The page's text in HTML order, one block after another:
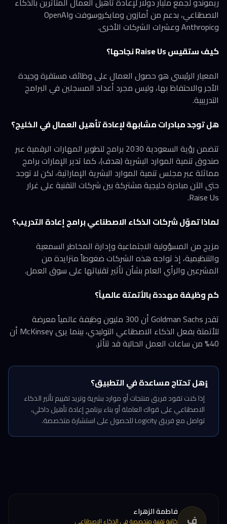
الاصطناعي، بدعم من أمازون ومايكروسوفت وOpenAI
وAnthropic وعشرات الشركات الأخرى.
كيف ستقيس Raise Us نجاحها؟
المعيار الرئيسي هو حصول العمال على وظائف مستقرة وجيدة
الأجر والاحتفاظ بها، وليس مجرد أعداد المسجلين في البرامج
التدريبية.
هل توجد مبادرات مشابهة لإعادة تأهيل العمال في الخليج؟
تتضمن رؤية السعودية 2030 برامج لتطوير المهارات الرقمية عبر
صندوق تنمية الموارد البشرية (هدف)، كما تدير الإمارات برامج
مماثلة عبر مجلس تنمية الموارد البشرية الإماراتية، لكن لا توجد
حتى الآن مبادرة خليجية مشتركة بين شركات التقنية على غرار
Raise Us.
لماذا تموّل شركات الذكاء الاصطناعي برامج إعادة التدريب؟
مزيج من المسؤولية الاجتماعية وإدارة المخاطر السمعية
والتنظيمية، إذ تواجه هذه الشركات ضغوطاً متزايدة من
المشرعين والرأي العام بشأن تأثير تقنياتها على سوق العمل.
كم وظيفة مهددة بالأتمتة عالمياً؟
تقدر Goldman Sachs أن 300 مليون وظيفة عالمياً معرضة
للأتمتة بفعل الذكاء الاصطناعي التوليدي، بينما يرى McKinsey أن
40% من ساعات العمل الحالية قد تتأثر.
ℹ️هل تحتاج مساعدة في التطبيق؟
إذا كنت تقود فريق منتجات أو موارد بشرية وتريد تقييم تأثير الذكاء
الاصطناعي على قواك العاملة أو بناء برنامج إعادة تأهيل داخلي،
تواصل مع فريق Logicity للحصول على استشارة متخصصة.
ف فاطمة الزهراء
كاتبة تقنية متخصصة في الذكاء الاصطناعي